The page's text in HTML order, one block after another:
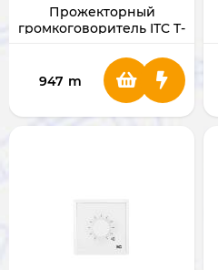
Прожекторный
громкоговоритель ITC T-
947 m